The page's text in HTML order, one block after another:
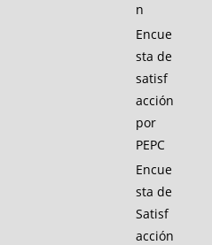
n
Encue
sta de
satisf
acción
por
PEPC
Encue
sta de
Satisf
acción